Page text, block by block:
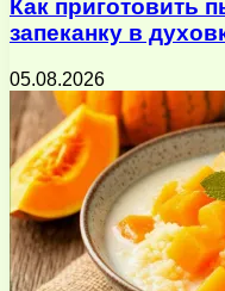
Как приготовить
запеканку в
05.08.2026